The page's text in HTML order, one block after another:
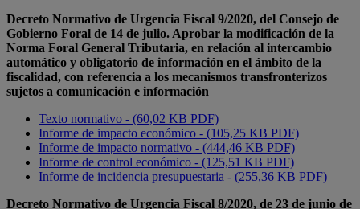
Decreto Normativo de Urgencia Fiscal 9/2020, del Consejo de
Gobierno Foral de 14 de julio. Aprobar la modificación de la
Norma Foral General Tributaria, en relación al intercambio
automático y obligatorio de información en el ámbito de la
fiscalidad, con referencia a los mecanismos transfronterizos
sujetos a comunicación e información
Texto normativo - (60,02 KB PDF)
Informe de impacto económico - (105,25 KB PDF)
Informe de impacto normativo - (444,46 KB PDF)
Informe de control económico - (125,51 KB PDF)
Informe de incidencia presupuestaria - (255,36 KB PDF)
Decreto Normativo de Urgencia Fiscal 8/2020, de 23 de junio de